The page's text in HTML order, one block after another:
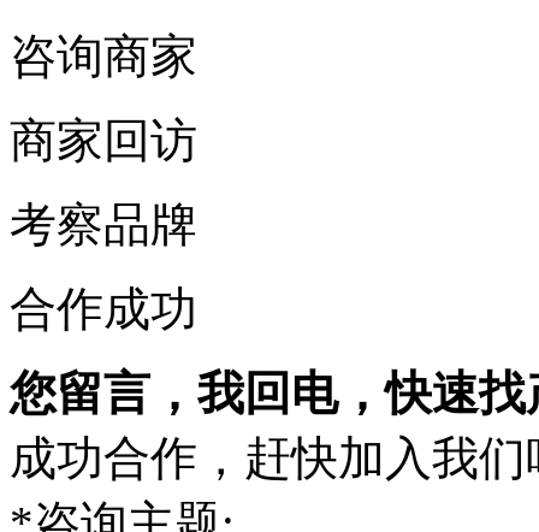
咨询商家
商家回访
考察品牌
合作成功
您留言，我回电，快速找
成功合作，赶快加入我们